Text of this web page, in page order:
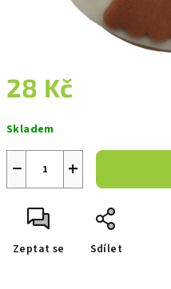
28 Kč
cena:
Skladem
+
−
Zeptat se Sdílet